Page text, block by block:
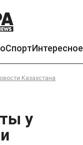
СпортИнтересное
Казахстана
у